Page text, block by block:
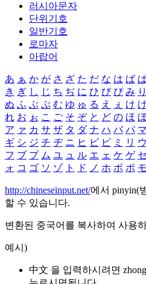
러시아문자
단위기호
일반기호
로마자
아랍어
あ ぁ か が さ ざ た だ な は ば
き ぎ し じ ち ぢ に ひ び ぴ み り
ぬ ふ ぶ ぷ む ゆ ゅ る え ぇ け げ
れ お ぉ こ ご そ ぞ と ど の ほ
ア ァ カ サ ザ タ ダ ナ ハ バ パ マ
ギ シ ジ チ ヂ ニ ヒ ビ ピ ミ リ ウ
フ ブ プ ム ユ ュ ル エ ェ ケ ゲ セ
ォ コ ゴ ソ ゾ ト ド ノ ホ ボ ポ モ
http://chineseinput.net/에서 pinyin(
할 수 있습니다.
변환된 중국어를 복사하여 사용
예시)
中文 을 입력하시려면